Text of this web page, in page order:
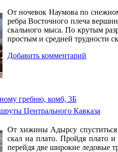
От ночевок Наумова по
ребра Восточного плеча
скального мыса. По крутым
простым и средней трудности
Добавить комментарий
гребню, комб, 3Б
Центрального Кавказа
От хижины Адырсу спуститься
скал на плато. Пройдя плато
перейдя две широкие ледовые